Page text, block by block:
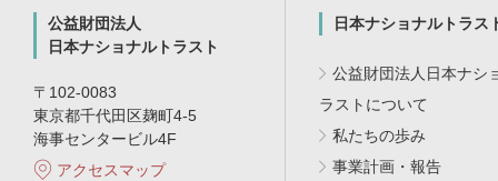
公益財団法人
日本ナショナルトラスト
〒102-0083
東京都千代田区麹町4-5
海事センタービル4F
アクセスマップ
日本ナショナルトラス
公益財団法人日本ナシ
ラストについて
私たちの歩み
事業計画・報告